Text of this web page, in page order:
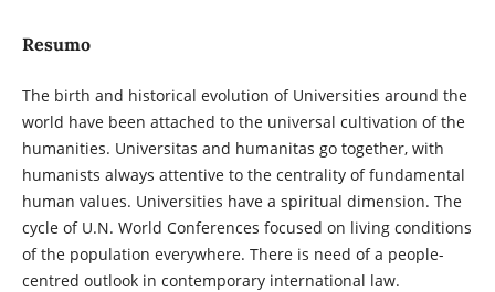
Resumo
The birth and historical evolution of Universities around the
world have been attached to the universal cultivation of the
humanities. Universitas and humanitas go together, with
humanists always attentive to the centrality of fundamental
human values. Universities have a spiritual dimension. The
cycle of U.N. World Conferences focused on living conditions
of the population everywhere. There is need of a people-
centred outlook in contemporary international law.